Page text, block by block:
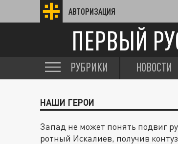
АВТОРИЗАЦИЯ
ПЕРВЫЙ
РУБРИКИ НОВОСТИ
НАШИ ГЕРОИ
Запад не может понять подвиг
ротный Искалиев, получив